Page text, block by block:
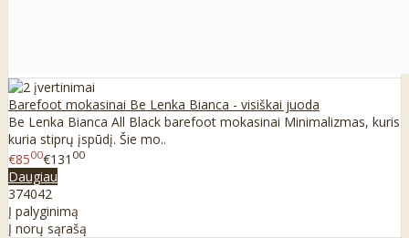
Barefoot mokasinai Be Lenka Bianca - visiškai juoda
Be Lenka Bianca All Black barefoot mokasinai Minimalizmas, kuris
kuria stiprų įspūdį. Šie mo..
€8500€131 00
Daugiau
374042
Į palyginimą
Į norų sąrašą